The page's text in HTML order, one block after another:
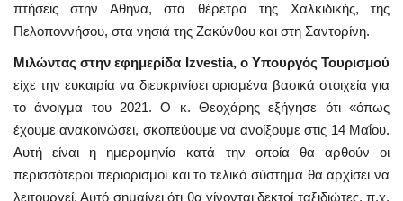
πτήσεις στην Αθήνα, στα θέρετρα της Χαλκιδικής, της
Πελοποννήσου, στα νησιά της Ζακύνθου και στη Σαντορίνη.
Μιλώντας στην εφημερίδα Izvestia, ο Υπουργός Τουρισμού
είχε την ευκαιρία να διευκρινίσει ορισμένα βασικά στοιχεία για
το άνοιγμα του 2021. Ο κ. Θεοχάρης εξήγησε ότι «όπως
έχουμε ανακοινώσει, σκοπεύουμε να ανοίξουμε στις 14 Μαΐου.
Αυτή είναι η ημερομηνία κατά την οποία θα αρθούν οι
περισσότεροι περιορισμοί και το τελικό σύστημα θα αρχίσει να
λειτουργεί. Αυτό σημαίνει ότι θα γίνονται δεκτοί ταξιδιώτες, π.χ.